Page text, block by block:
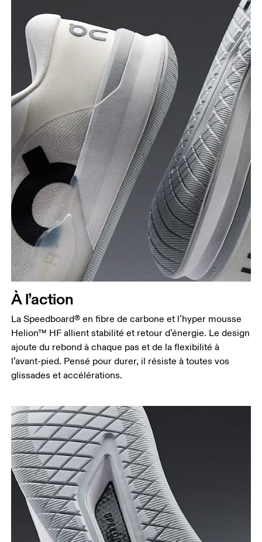
À l’action
La Speedboard® en fibre de carbone et l’hyper mousse
Helion™ HF allient stabilité et retour d’énergie. Le design
ajoute du rebond à chaque pas et de la flexibilité à
l’avant-pied. Pensé pour durer, il résiste à toutes vos
glissades et accélérations.